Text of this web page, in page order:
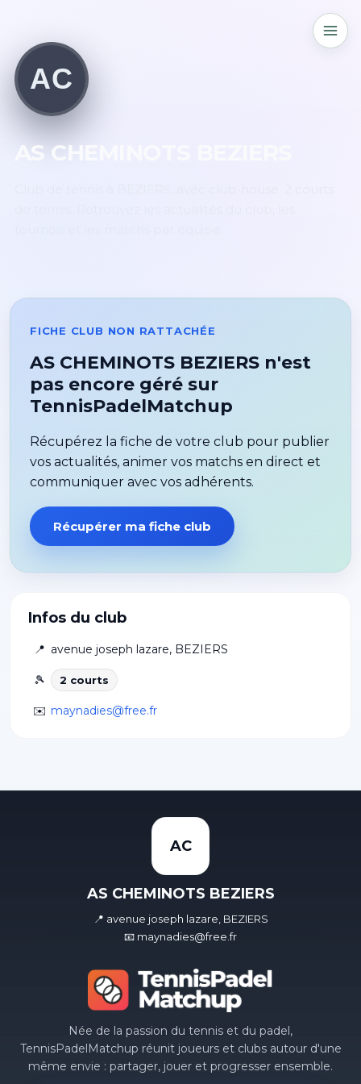
AC
AS CHEMINOTS BEZIERS
Infos du club
📍 avenue joseph lazare, BEZIERS
🎾 2 courts
✉️ maynadies@free.fr
FICHE CLUB NON RATTACHÉE
AS CHEMINOTS BEZIERS n'est
pas encore géré sur
TennisPadelMatchup
Récupérez la fiche de votre club pour publier
vos actualités, animer vos matchs en direct et
communiquer avec vos adhérents.
Récupérer ma fiche club
AC
AS CHEMINOTS BEZIERS
📍 avenue joseph lazare, BEZIERS
📧 maynadies@free.fr
Née de la passion du tennis et du padel,
TennisPadelMatchup réunit joueurs et clubs autour d'une
même envie : partager, jouer et progresser ensemble.